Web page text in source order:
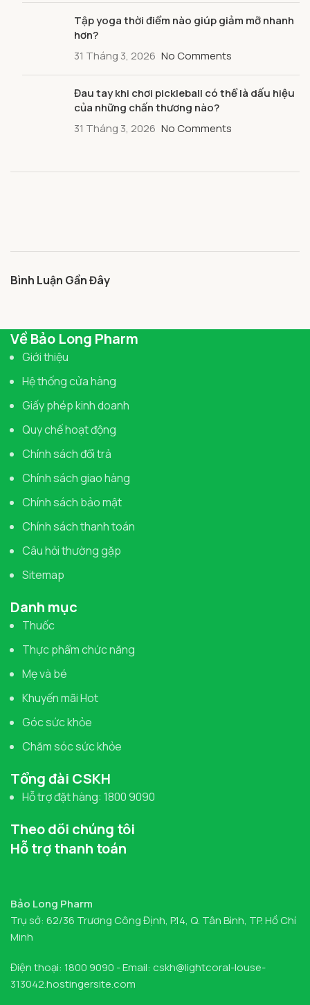
Tập yoga thời điểm nào giúp giảm mỡ nhanh
hơn?
31 Tháng 3, 2026 No Comments
Đau tay khi chơi pickleball có thể là dấu hiệu
của những chấn thương nào?
31 Tháng 3, 2026 No Comments
Bình Luận Gần Đây
Về Bảo Long Pharm
Giới thiệu
Hệ thống cửa hàng
Giấy phép kinh doanh
Quy chế hoạt động
Chính sách đổi trả
Chính sách giao hàng
Chính sách bảo mật
Chính sách thanh toán
Câu hỏi thường gặp
Sitemap
Danh mục
Thuốc
Thực phẩm chức năng
Mẹ và bé
Khuyến mãi Hot
Góc sức khỏe
Chăm sóc sức khỏe
Tổng đài CSKH
Hỗ trợ đặt hàng: 1800 9090
Theo dõi chúng tôi
Hỗ trợ thanh toán
Bảo Long Pharm
Trụ sở: 62/36 Trương Công Định, P.14, Q. Tân Bình, TP. Hồ Chí
Minh
Điện thoại: 1800 9090 - Email: cskh@lightcoral-louse-
313042.hostingersite.com